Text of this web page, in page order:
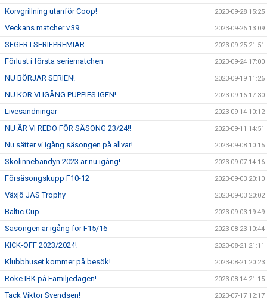
Korvgrillning utanför Coop! 2023-09-28 15:25
Veckans matcher v.39 2023-09-26 13:09
SEGER I SERIEPREMIÄR 2023-09-25 21:51
Förlust i första seriematchen 2023-09-24 17:00
NU BÖRJAR SERIEN! 2023-09-19 11:26
NU KÖR VI IGÅNG PUPPIES IGEN! 2023-09-16 17:30
Livesändningar 2023-09-14 10:12
NU ÄR VI REDO FÖR SÄSONG 23/24!! 2023-09-11 14:51
Nu sätter vi igång säsongen på allvar! 2023-09-08 10:15
Skolinnebandyn 2023 är nu igång! 2023-09-07 14:16
Försäsongskupp F10-12 2023-09-03 20:10
Växjö JAS Trophy 2023-09-03 20:02
Baltic Cup 2023-09-03 19:49
Säsongen är igång för F15/16 2023-08-23 10:44
KICK-OFF 2023/2024! 2023-08-21 21:11
Klubbhuset kommer på besök! 2023-08-21 20:23
Röke IBK på Familjedagen! 2023-08-14 21:15
Tack Viktor Svendsen! 2023-07-17 12:17